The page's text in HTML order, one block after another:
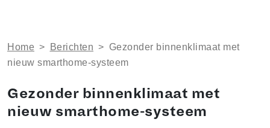
Home > Berichten > Gezonder binnenklimaat met
nieuw smarthome-systeem
Gezonder binnenklimaat met
nieuw smarthome-systeem